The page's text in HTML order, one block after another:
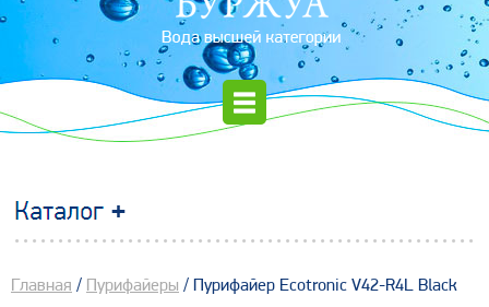
Главная / Пурифайеры / Пурифайер Ecotronic V42-R4L Black